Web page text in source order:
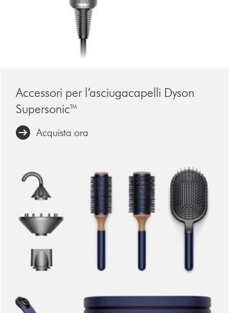
Accessori per l’asciugacapelli Dyson
Supersonic™
Acquista ora